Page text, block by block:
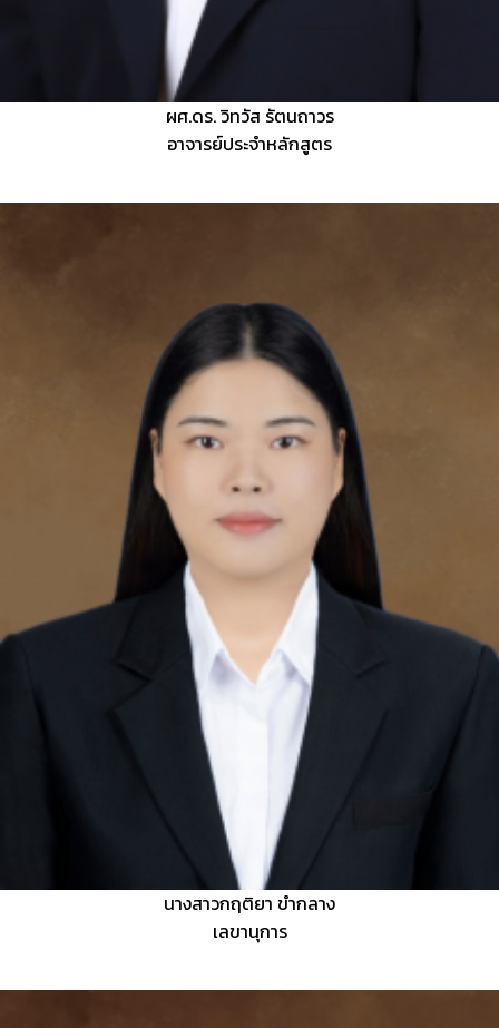
ผศ.ดร. วิทวัส รัตนถาวร
อาจารย์ประจำหลักสูตร
นางสาวกฤติยา ขำกลาง
เลขานุการ